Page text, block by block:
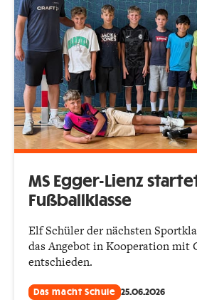
MS Egger-Lienz
Fußballklasse
Elf Schüler der nächsten
das Angebot in Kooperation mit
entschieden.
Das macht Schule 25.06.2026